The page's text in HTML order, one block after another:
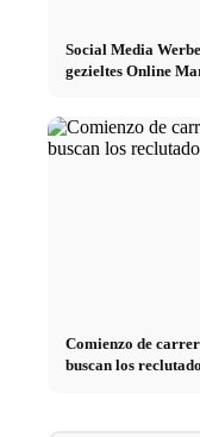
Social Media
gezieltes Online
Comienzo de
buscan los